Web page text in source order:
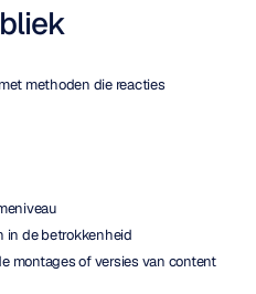
methoden die reacties
in de betrokkenheid
montages of versies van content